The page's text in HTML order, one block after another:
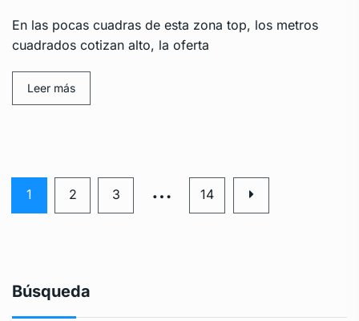
En las pocas cuadras de esta zona top, los metros
cuadrados cotizan alto, la oferta
Leer más
1 2 3 … 14
Búsqueda